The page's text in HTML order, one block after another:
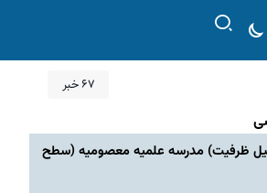
۶۷ خبر
ظرفیت) مدرسه علمیه معصومیه‌ (سطح